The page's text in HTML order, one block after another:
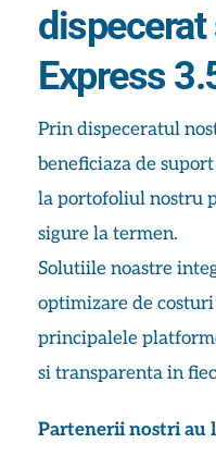
Express
Prin dispeceratul
beneficiaza de
la portofoliul nostru
sigure la termen.
Solutiile noastre
optimizare de
principalele
si transparenta in
Partenerii nostri au